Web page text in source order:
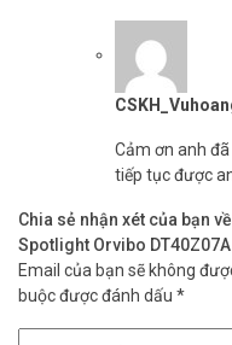
Cảm ơn anh
tiếp tục được
Chia sẻ nhận xét của bạn
Spotlight Orvibo DT40Z07A
Email của bạn sẽ không
buộc được đánh dấu *